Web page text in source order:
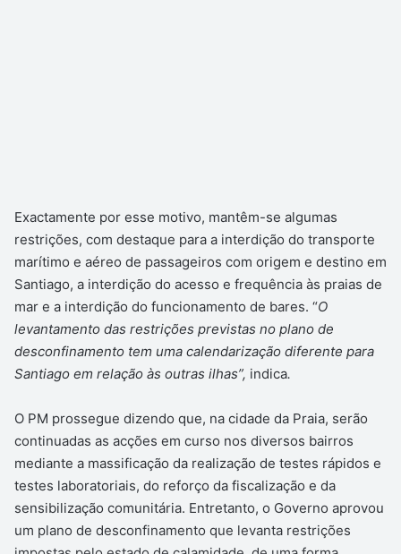
Exactamente por esse motivo, mantêm-se algumas
restrições, com destaque para a interdição do transporte
marítimo e aéreo de passageiros com origem e destino em
Santiago, a interdição do acesso e frequência às praias de
mar e a interdição do funcionamento de bares. “O
levantamento das restrições previstas no plano de
desconfinamento tem uma calendarização diferente para
Santiago em relação às outras ilhas”, indica.
O PM prossegue dizendo que, na cidade da Praia, serão
continuadas as acções em curso nos diversos bairros
mediante a massificação da realização de testes rápidos e
testes laboratoriais, do reforço da fiscalização e da
sensibilização comunitária. Entretanto, o Governo aprovou
um plano de desconfinamento que levanta restrições